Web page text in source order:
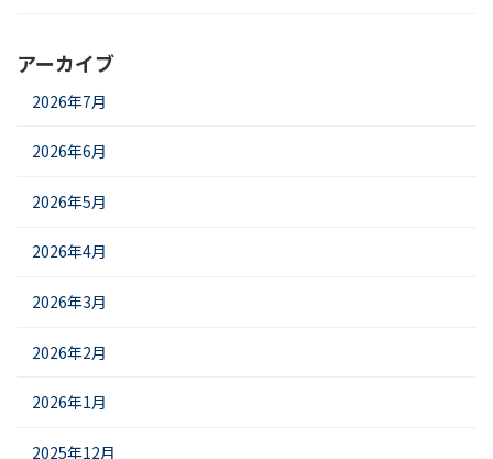
アーカイブ
2026年7月
2026年6月
2026年5月
2026年4月
2026年3月
2026年2月
2026年1月
2025年12月